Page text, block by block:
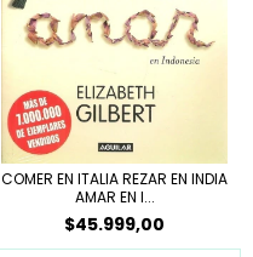
COMER EN ITALIA REZAR EN INDIA
AMAR EN I...
$45.999,00